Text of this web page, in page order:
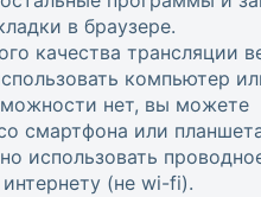
в браузере.
качества трансляции
компьютер
нет, вы можете
смартфона или
использовать
(не wi-fi).